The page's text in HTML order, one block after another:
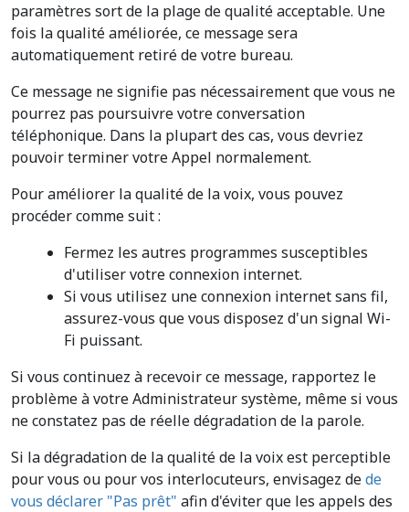
paramètres sort de la plage de qualité acceptable. Une
fois la qualité améliorée, ce message sera
automatiquement retiré de votre bureau.
Ce message ne signifie pas nécessairement que vous ne
pourrez pas poursuivre votre conversation
téléphonique. Dans la plupart des cas, vous devriez
pouvoir terminer votre Appel normalement.
Pour améliorer la qualité de la voix, vous pouvez
procéder comme suit :
Fermez les autres programmes susceptibles
d'utiliser votre connexion internet.
Si vous utilisez une connexion internet sans fil,
assurez-vous que vous disposez d'un signal Wi-
Fi puissant.
Si vous continuez à recevoir ce message, rapportez le
problème à votre Administrateur système, même si vous
ne constatez pas de réelle dégradation de la parole.
Si la dégradation de la qualité de la voix est perceptible
pour vous ou pour vos interlocuteurs, envisagez dede
vous déclarer "Pas prêt" afin d'éviter que les appels des